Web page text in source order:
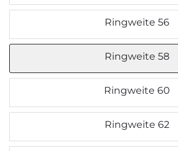
Ringweite 56
Ringweite 58
Ringweite 60
Ringweite 62